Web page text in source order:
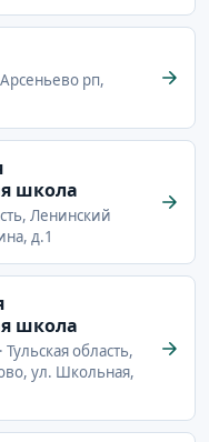
Арсеньево рп,
школа
Ленинский
д.1
школа
область,
ул. Школьная,